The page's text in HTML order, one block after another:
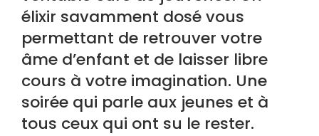
élixir savamment dosé vous
permettant de retrouver votre
âme d’enfant et de laisser libre
cours à votre imagination. Une
soirée qui parle aux jeunes et à
tous ceux qui ont su le rester.